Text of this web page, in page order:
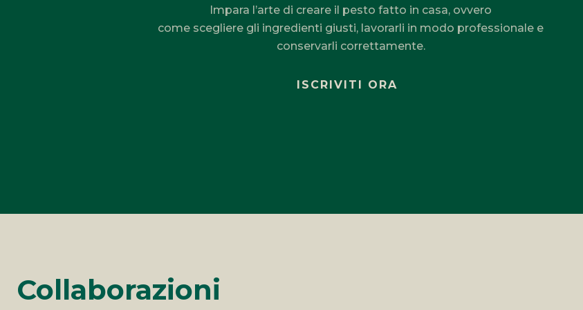
Impara l’arte di creare il pesto fatto in casa, ovvero
come scegliere gli ingredienti giusti, lavorarli in modo professionale e
conservarli correttamente.
ISCRIVITI ORA
Collaborazioni